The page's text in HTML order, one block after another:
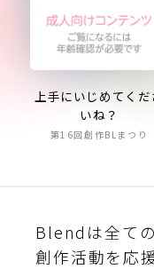
上手にいじめてくだ
いね？
第16回創作BLまつり
Blendは全て
創作活動を応